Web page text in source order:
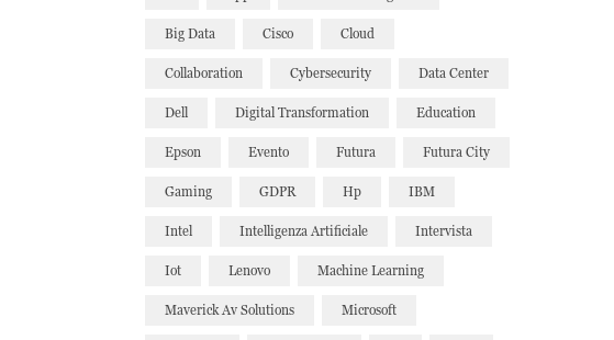
Big Data Cisco Cloud
Collaboration Cybersecurity Data Center
Dell Digital Transformation Education
Epson Evento Futura Futura City
Gaming GDPR Hp IBM
Intel Intelligenza Artificiale Intervista
Iot Lenovo Machine Learning
Maverick Av Solutions Microsoft